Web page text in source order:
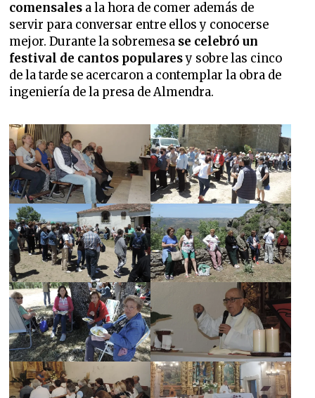
comensales a la hora de comer además de
servir para conversar entre ellos y conocerse
mejor. Durante la sobremesa se celebró un
festival de cantos popularesy sobre las cinco
de la tarde se acercaron a contemplar la obra de
ingeniería de la presa de Almendra.